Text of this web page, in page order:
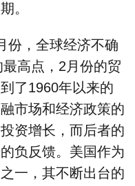
。
，全球经济不确
高点，2月份的贸
了1960年以来的
市场和经济政策的
资增长，而后者的
负反馈。美国作为
一，其不断出台的